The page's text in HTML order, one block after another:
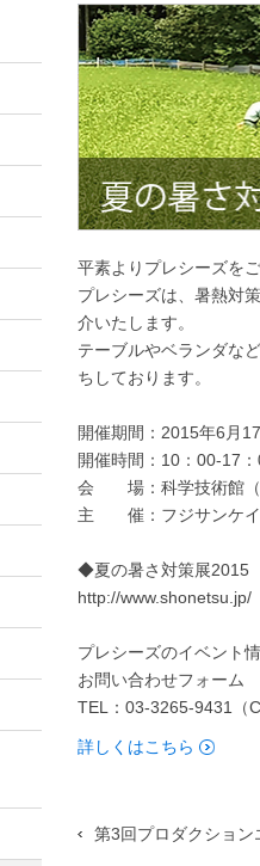
平素よりプレシーズを
プレシーズは、暑熱対
介いたします。
テーブルやベランダな
ちしております。
開催期間：2015年6月
開催時間：10：00-17
会 場：科学技術館（
主 催：フジサンケイ
◆夏の暑さ対策展2015
http://www.shonetsu.jp/
プレシーズのイベント
お問い合わせフォーム
TEL：03-3265-9431（
詳しくはこちら
第3回プロダクション